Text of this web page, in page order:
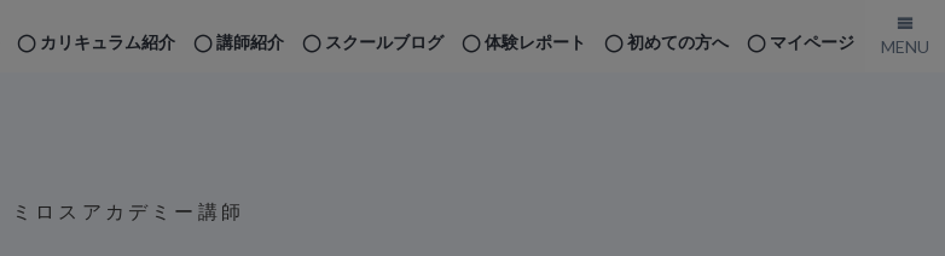
マイページ
初めての方へ
体験レポート
スクールブログ
講師紹介
カリキュラム紹介
ミロスアカデミー講師